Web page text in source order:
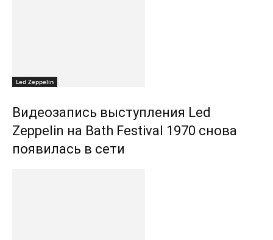
Led Zeppelin
Видеозапись выступления Led
Zeppelin на Bath Festival 1970 снова
появилась в сети